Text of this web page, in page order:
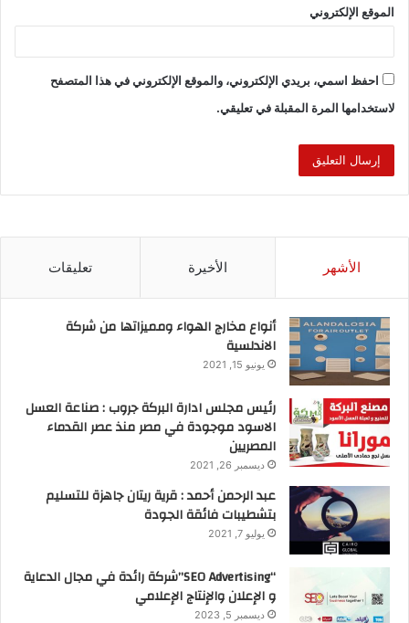
F
a
c
e
b
o
o
k
M
a
st
o
d
o
n
E
m
S
h
e
أول فندق ألماني بالعاصمة أينس البوصلة
رئيس قطاع المبيعات بمشروع أينس يكشف تفاصيل أول
فندق ألماني بالعاصمة
شمس مصر قناة صدى البلد
الموقع الإلكتروني
احفظ اسمي، بريدي الإلكتروني، والموقع الإلكتروني في هذا المتصفح
لاستخدامها المرة المقبلة في تعليقي.
الأشهر الأخيرة تعليقات
أنواع مخارج الهواء ومميزاتها من شركة
الاندلسية
يونيو 15, 2021
رئيس مجلس ادارة البركة جروب : صناعة العسل
الاسود موجودة في مصر منذ عصر القدماء
المصريين
ديسمبر 26, 2021
عبد الرحمن أحمد : قرية ريتان جاهزة للتسليم
بتشطيبات فائقة الجودة
يوليو 7, 2021
“SEO Advertising”شركة رائدة في مجال الدعاية
و الإعلان والإنتاج الإعلامي
ديسمبر 5, 2023